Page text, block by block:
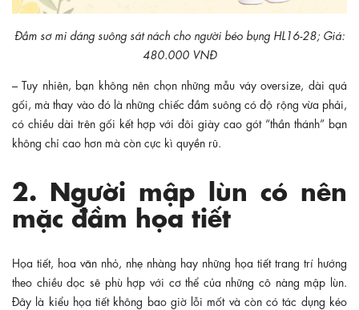
Đầm sơ mi dáng suông sát nách cho người béo bụng HL16-28; Giá:
480.000 VNĐ
– Tuy nhiên, bạn không nên chọn những mẫu váy oversize, dài quá
gối, mà thay vào đó là những chiếc đầm suông có độ rộng vừa phải,
có chiều dài trên gối kết hợp với đôi giày cao gót “thần thánh” bạn
không chỉ cao hơn mà còn cực kì quyền rũ.
2. Người mập lùn có nên
mặc đầm họa tiết
Họa tiết, hoa văn nhỏ, nhẹ nhàng hay những họa tiết trang trí hướng
theo chiều dọc sẽ phù hợp với cơ thể của những cô nàng mập lùn.
Đây là kiểu họa tiết không bao giờ lỗi mốt và còn có tác dụng kéo